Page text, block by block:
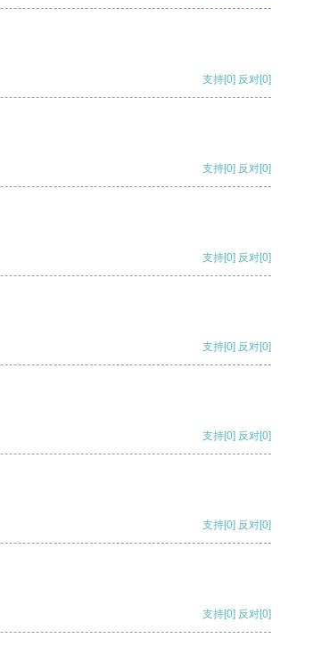
支持[0] 反对[0]
支持[0] 反对[0]
支持[0] 反对[0]
支持[0] 反对[0]
支持[0] 反对[0]
支持[0] 反对[0]
支持[0] 反对[0]